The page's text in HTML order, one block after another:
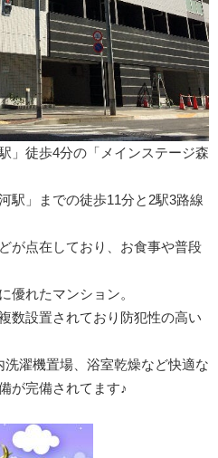
」徒歩4分の「メインステージ森
駅」までの徒歩11分と2駅3路線
が点在しており、お食事や普段
優れたマンション。
数設置されており防犯性の高い
濯機置場、浴室乾燥など快適な
が完備されてます♪